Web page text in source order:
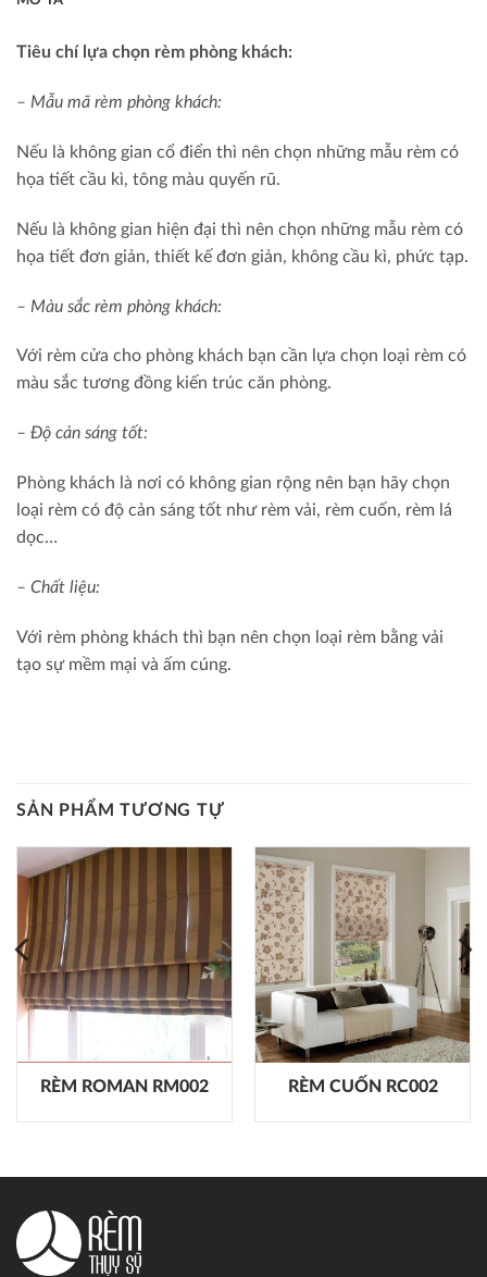
Tiêu chí lựa chọn rèm phòng khách:
– Mẫu mã rèm phòng khách:
Nếu là không gian cổ điển thì nên chọn những mẫu rèm có
họa tiết cầu kì, tông màu quyến rũ.
Nếu là không gian hiện đại thì nên chọn những mẫu rèm có
họa tiết đơn giản, thiết kế đơn giản, không cầu kì, phức tạp.
– Màu sắc rèm phòng khách:
Với rèm cửa cho phòng khách bạn cần lựa chọn loại rèm có
màu sắc tương đồng kiến trúc căn phòng.
– Độ cản sáng tốt:
Phòng khách là nơi có không gian rộng nên bạn hãy chọn
loại rèm có độ cản sáng tốt như rèm vải, rèm cuốn, rèm lá
dọc…
– Chất liệu:
Với rèm phòng khách thì bạn nên chọn loại rèm bằng vải
tạo sự mềm mại và ấm cúng.
SẢN PHẨM TƯƠNG TỰ
RÈM ROMAN RM002 RÈM CUỐN RC002